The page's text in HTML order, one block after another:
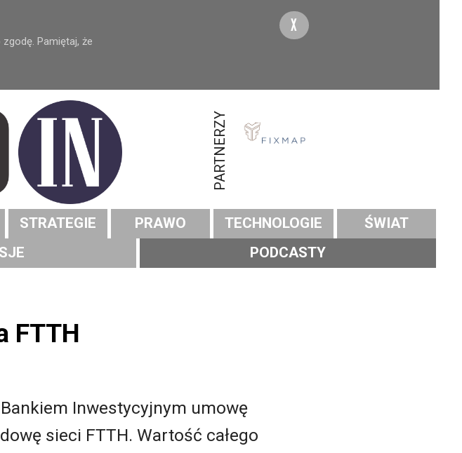
Pamiętaj, że
X
PARTNERZY
STRATEGIE PRAWO TECHNOLOGIE
ŚWIAT
PODCASTY
FTTH
Inwestycyjnym umowę
sieci FTTH. Wartość całego